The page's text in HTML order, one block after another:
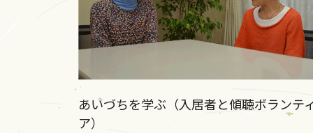
あいづちを学ぶ（入居者と傾聴ボランテ
ア）